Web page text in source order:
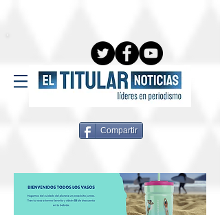
Compartir